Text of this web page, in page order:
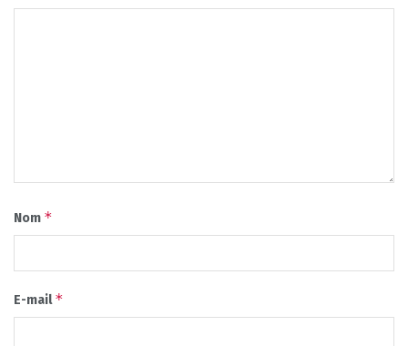
Nom *
E-mail*